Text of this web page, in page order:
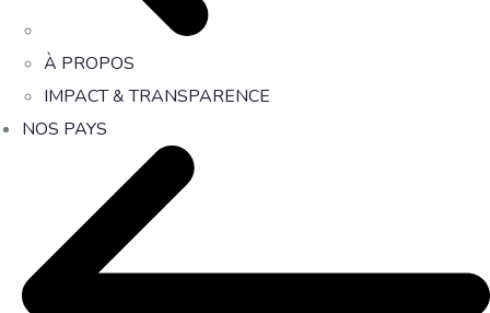
À PROPOS
IMPACT & TRANSPARENCE
NOS PAYS